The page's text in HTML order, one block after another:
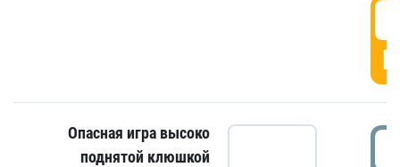
Опасная игра высоко
поднятой клюшкой